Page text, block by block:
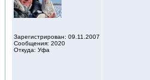
Зарегистрирован: 09.11.2007
Сообщения: 2020
Откуда: Уфа